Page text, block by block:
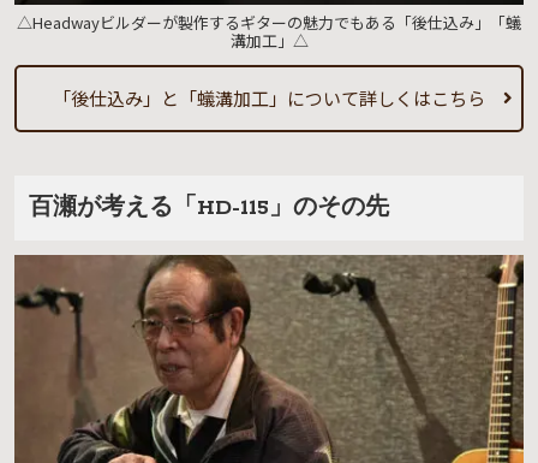
△Headwayビルダーが製作するギターの魅力でもある「後仕込み」「蟻
溝加工」△
「後仕込み」と「蟻溝加工」について詳しくはこちら
百瀬が考える「HD-115」のその先